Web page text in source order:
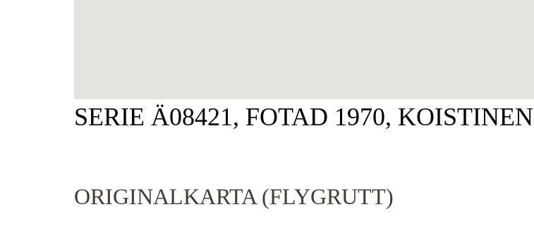
SERIE Ä08421, FOTAD 1970, KOISTINEN
ORIGINALKARTA (FLYGRUTT)